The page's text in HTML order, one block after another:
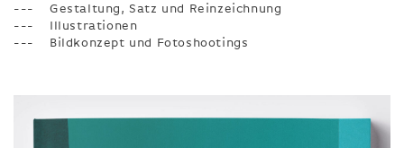
Gestaltung, Satz und Reinzeichnung
Illustrationen
Bildkonzept und Fotoshootings